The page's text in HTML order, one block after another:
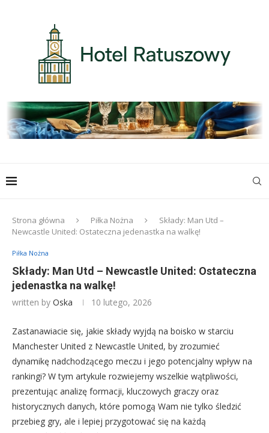
Strona główna Piłka Nożna
Składy: Man Utd –
Newcastle United: Ostateczna jedenastka na walkę!
Piłka Nożna
Składy: Man Utd – Newcastle United: Ostateczna
jedenastka na walkę!
written by Oska 10 lutego, 2026
Zastanawiacie się, jakie składy wyjdą na boisko w starciu
Manchester United z Newcastle United, by zrozumieć
dynamikę nadchodzącego meczu i jego potencjalny wpływ na
rankingi? W tym artykule rozwiejemy wszelkie wątpliwości,
prezentując analizę formacji, kluczowych graczy oraz
historycznych danych, które pomogą Wam nie tylko śledzić
przebieg gry, ale i lepiej przygotować się na każdą